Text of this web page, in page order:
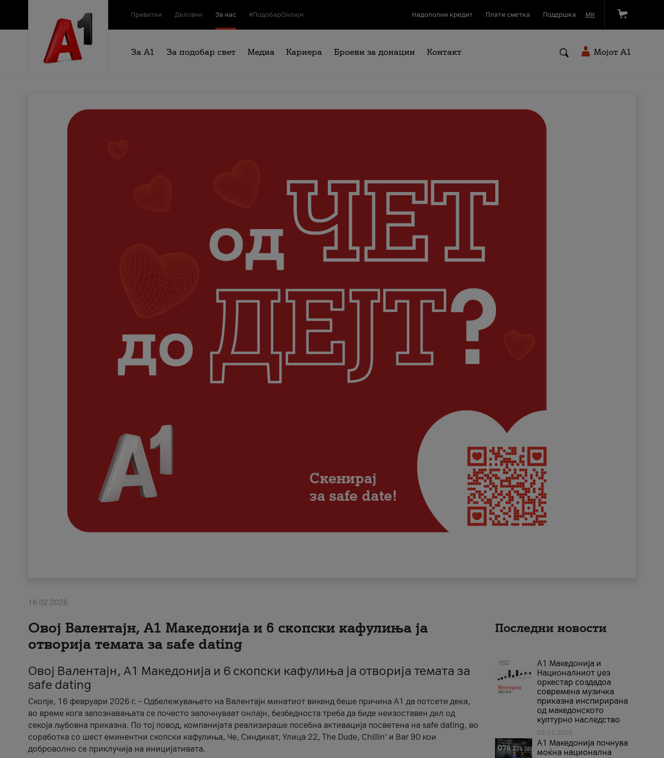
Приватни Деловни За нас #ПодобарОнлајн Надополни кредит Плати сметка Поддршка МК
За А1 За подобар свет Медиа Кариера Броеви за донации Контакт Мојот A1
16.02.2026
Овој Валентајн, A1 Македонија и 6 скопски кафулиња ја
отворија темата за safe dating
Овој Валентајн, A1 Македонија и 6 скопски кафулиња ја отворија темата за
safe dating
Скопје, 16 февруари 2026 г. – Одбележувањето на Валентајн минатиот викенд беше причина А1 да потсети дека,
во време кога запознавањата се почесто започнуваат онлајн, безбедноста треба да биде неизоставен дел од
секоја љубовна приказна. По тој повод, компанијата реализираше посебна активација посветена на safe dating, во
соработка со шест еминентни скопски кафулиња, Че, Синдикат, Улица 22, The Dude, Chillin’ и Bar 90 кои
доброволно се приклучија на иницијативата.
Последни новости
А1 Македонија и
Националниот џез
оркестар создадоа
современа музичка
приказна инспирирана
од македонското
културно наследство
03.07.2026
A1 Македонија почнува
моќна национална